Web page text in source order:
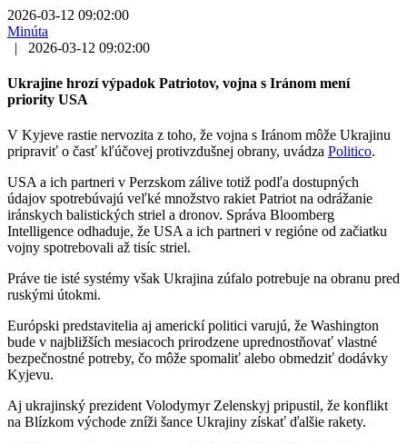
2026-03-12 09:02:00
Minúta
|
2026-03-12 09:02:00
Ukrajine hrozí výpadok Patriotov, vojna s Iránom mení
priority USA
V Kyjeve rastie nervozita z toho, že vojna s Iránom môže Ukrajinu
pripraviť o časť kľúčovej protivzdušnej obrany, uvádza Politico.
USA a ich partneri v Perzskom zálive totiž podľa dostupných
údajov spotrebúvajú veľké množstvo rakiet Patriot na odrážanie
iránskych balistických striel a dronov. Správa Bloomberg
Intelligence odhaduje, že USA a ich partneri v regióne od začiatku
vojny spotrebovali až tisíc striel.
Práve tie isté systémy však Ukrajina zúfalo potrebuje na obranu pred
ruskými útokmi.
Európski predstavitelia aj americkí politici varujú, že Washington
bude v najbližších mesiacoch prirodzene uprednostňovať vlastné
bezpečnostné potreby, čo môže spomaliť alebo obmedziť dodávky
Kyjevu.
Aj ukrajinský prezident Volodymyr Zelenskyj pripustil, že konflikt
na Blízkom východe zníži šance Ukrajiny získať ďalšie rakety.